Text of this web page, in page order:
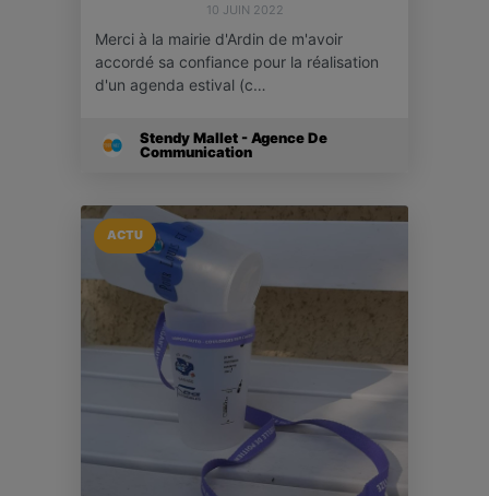
10 JUIN 2022
Merci à la mairie d'Ardin de m'avoir
accordé sa confiance pour la réalisation
d'un agenda estival (c…
Stendy Mallet - Agence De
Communication
ACTU